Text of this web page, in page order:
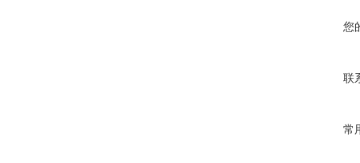
您
联
常